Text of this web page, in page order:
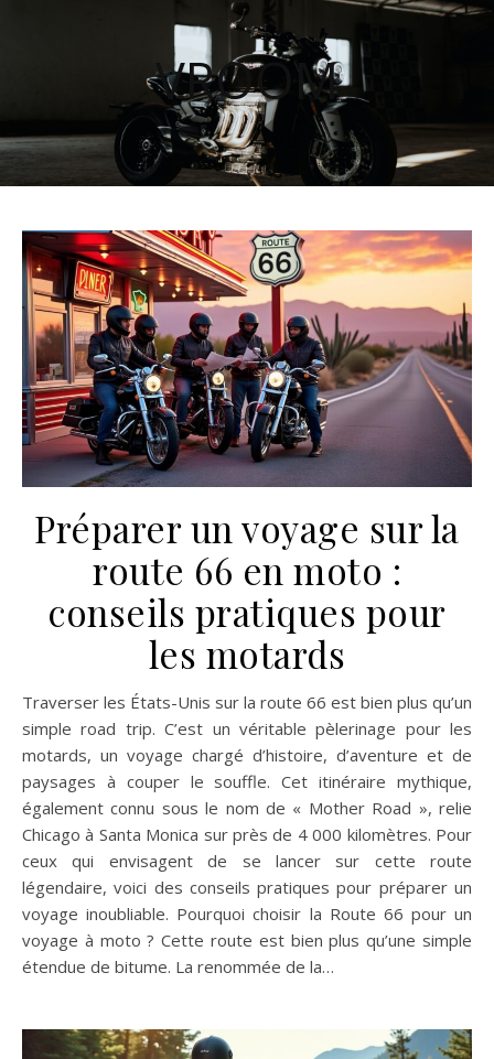
VROOM
Préparer un voyage sur la
route 66 en moto :
conseils pratiques pour
les motards
Traverser les États-Unis sur la route 66 est bien plus qu’un
simple road trip. C’est un véritable pèlerinage pour les
motards, un voyage chargé d’histoire, d’aventure et de
paysages à couper le souffle. Cet itinéraire mythique,
également connu sous le nom de « Mother Road », relie
Chicago à Santa Monica sur près de 4 000 kilomètres. Pour
ceux qui envisagent de se lancer sur cette route
légendaire, voici des conseils pratiques pour préparer un
voyage inoubliable. Pourquoi choisir la Route 66 pour un
voyage à moto ? Cette route est bien plus qu’une simple
étendue de bitume. La renommée de la…